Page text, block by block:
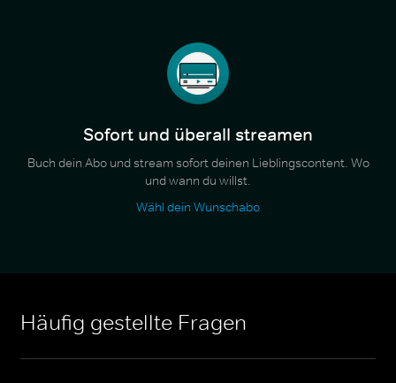
Sofort und überall streamen
Buch dein Abo und stream sofort deinen Lieblingscontent. Wo
und wann du willst.
Wähl dein Wunschabo
Häufig gestellte Fragen